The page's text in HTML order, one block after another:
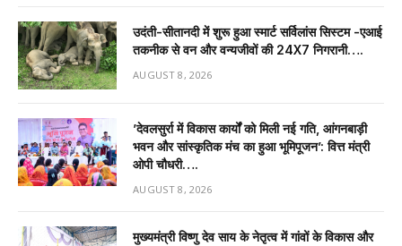
उदंती-सीतानदी में शुरू हुआ स्मार्ट सर्विलांस सिस्टम -एआई
तकनीक से वन और वन्यजीवों की 24X7 निगरानी….
AUGUST 8, 2026
’देवलसुर्रा में विकास कार्यों को मिली नई गति, आंगनबाड़ी
भवन और सांस्कृतिक मंच का हुआ भूमिपूजन’: वित्त मंत्री
ओपी चौधरी….
AUGUST 8, 2026
मुख्यमंत्री विष्णु देव साय के नेतृत्व में गांवों के विकास और